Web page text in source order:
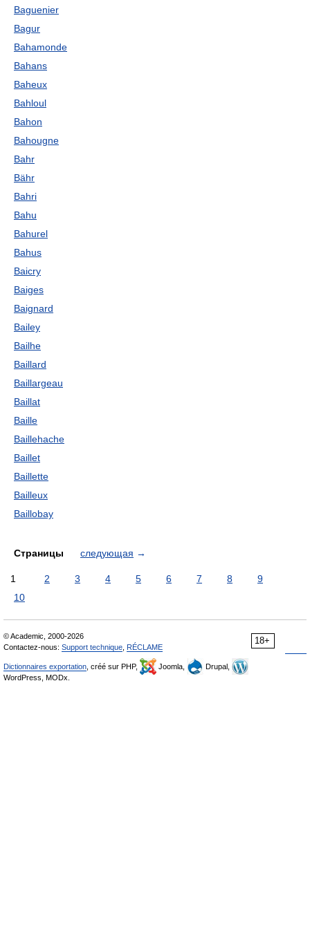
Baguenier
Bagur
Bahamonde
Bahans
Baheux
Bahloul
Bahon
Bahougne
Bahr
Bähr
Bahri
Bahu
Bahurel
Bahus
Baicry
Baiges
Baignard
Bailey
Bailhe
Baillard
Baillargeau
Baillat
Baille
Baillehache
Baillet
Baillette
Bailleux
Baillobay
Страницы следующая →
1 2 3 4 5 6 7 8
9
10
18+
© Academic, 2000-2026
Contactez-nous: Support technique RÉCLAME
Dictionnaires exportation , créé sur PHP, Joomla,
Drupal,
WordPress, MODx.